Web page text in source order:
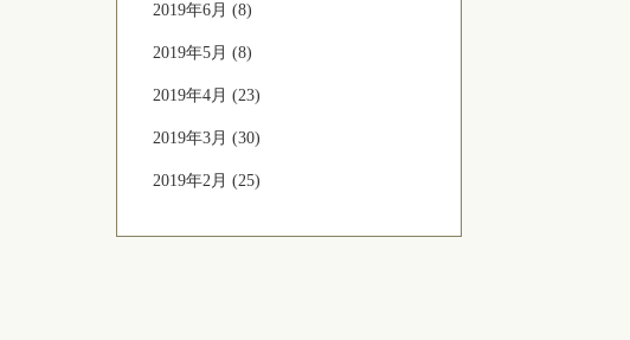
2019年6月 (8)
2019年5月 (8)
2019年4月 (23)
2019年3月 (30)
2019年2月 (25)